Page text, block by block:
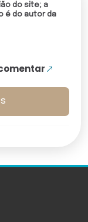
do site; a
é do autor da